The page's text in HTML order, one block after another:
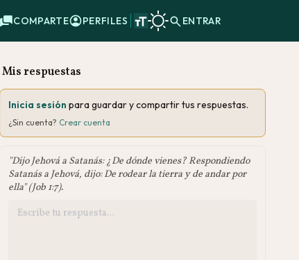
COMPARTE PERFILES ENTRAR
Mis respuestas
Inicia sesión para guardar y compartir tus respuestas.
¿Sin cuenta? Crear cuenta
"Dijo Jehová a Satanás: ¿De dónde vienes? Respondiendo
Satanás a Jehová, dijo: De rodear la tierra y de andar por
ella" (Job 1:7).